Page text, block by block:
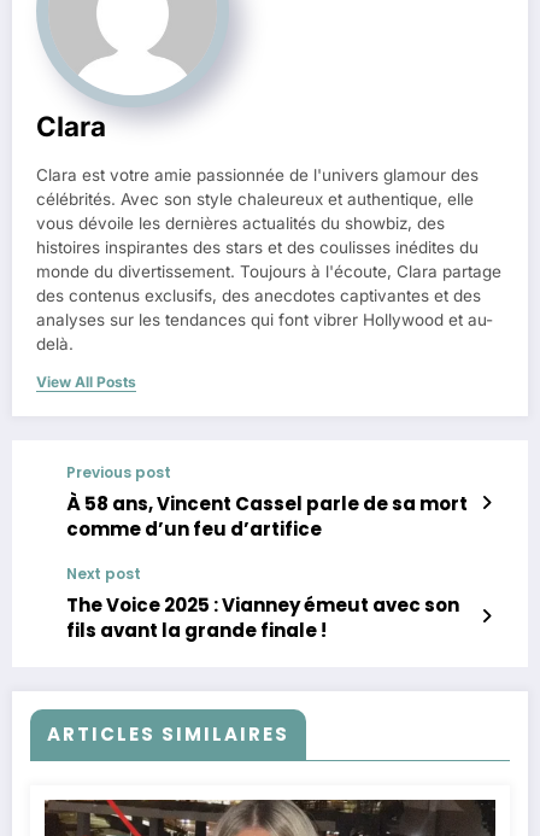
Clara
Clara est votre amie passionnée de l'univers glamour des
célébrités. Avec son style chaleureux et authentique, elle
vous dévoile les dernières actualités du showbiz, des
histoires inspirantes des stars et des coulisses inédites du
monde du divertissement. Toujours à l'écoute, Clara partage
des contenus exclusifs, des anecdotes captivantes et des
analyses sur les tendances qui font vibrer Hollywood et au-
delà.
View All Posts
Previous post
À 58 ans, Vincent Cassel parle de sa mort
comme d’un feu d’artifice
Next post
The Voice 2025 : Vianney émeut avec son
fils avant la grande finale !
ARTICLES SIMILAIRES